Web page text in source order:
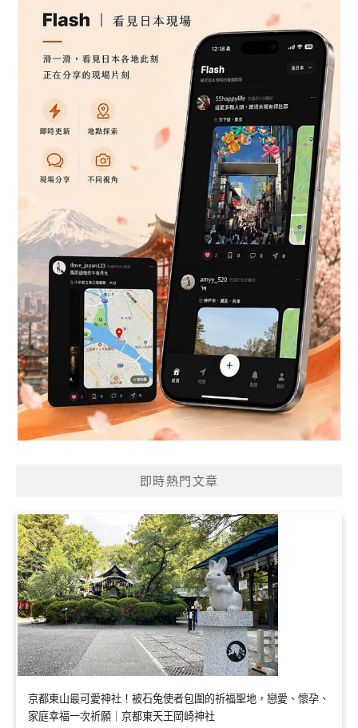
即時熱門文章
京都東山最可愛神社！被石兔使者包圍的祈福聖地，戀愛、懷孕、
家庭幸福一次祈願｜京都東天王岡崎神社